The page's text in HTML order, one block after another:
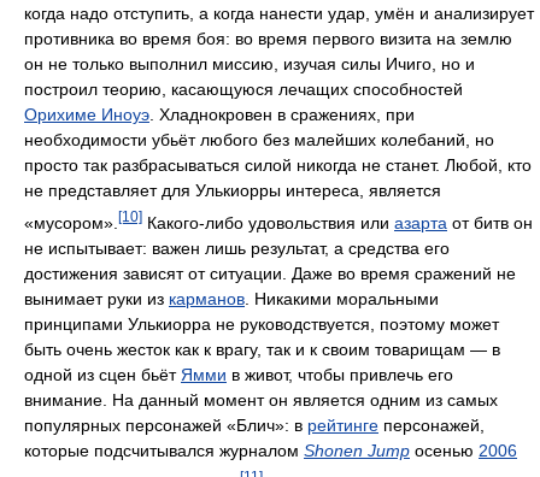
когда надо отступить, а когда нанести удар, умён и анализирует
противника во время боя: во время первого визита на землю
он не только выполнил миссию, изучая силы Ичиго, но и
построил теорию, касающуюся лечащих способностей
Орихиме Иноуэ. Хладнокровен в сражениях, при
необходимости убьёт любого без малейших колебаний, но
просто так разбрасываться силой никогда не станет. Любой, кто
не представляет для Улькиорры интереса, является
«мусором». [10] Какого-либо удовольствия или азарта от битв он
не испытывает: важен лишь результат, а средства его
достижения зависят от ситуации. Даже во время сражений не
вынимает руки из карманов . Никакими моральными
принципами Улькиорра не руководствуется, поэтому может
быть очень жесток как к врагу, так и к своим товарищам — в
одной из сцен бьёт Ямми в живот, чтобы привлечь его
внимание. На данный момент он является одним из самых
популярных персонажей «Блич»: в рейтинге персонажей,
которые подсчитывался журналом Shonen Jump осенью 2006